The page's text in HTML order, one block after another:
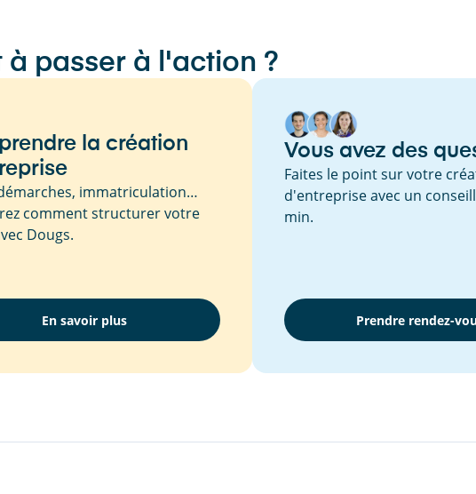
à passer à l'action ?
la création
immatriculation…
comment structurer votre
Dougs.
En savoir plus
Vous avez des
Faites le point sur votre
d'entreprise avec un
min.
Prendre rendez-